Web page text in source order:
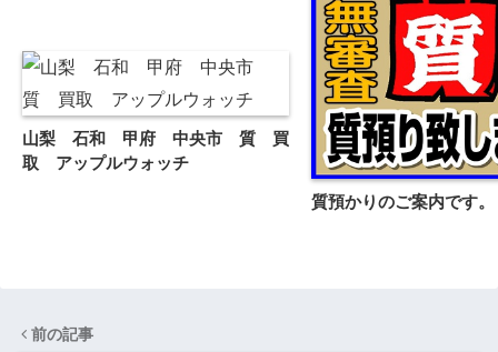
山梨 石和 甲府 中央市 質 買
取 アップルウォッチ
質預かりのご案内です。
前の記事